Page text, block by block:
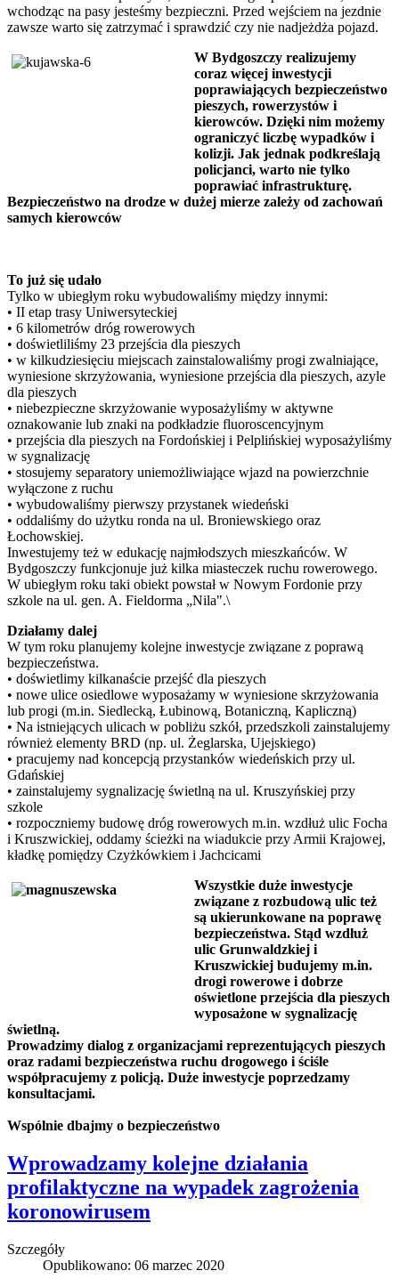
wchodząc na pasy jesteśmy bezpieczni. Przed wejściem na jezdnie
zawsze warto się zatrzymać i sprawdzić czy nie nadjeżdża pojazd.
W Bydgoszczy realizujemy
coraz więcej inwestycji
poprawiających bezpieczeństwo
pieszych, rowerzystów i
kierowców. Dzięki nim możemy
ograniczyć liczbę wypadków i
kolizji. Jak jednak podkreślają
policjanci, warto nie tylko
poprawiać infrastrukturę.
Bezpieczeństwo na drodze w dużej mierze zależy od zachowań
samych kierowców
To już się udało
Tylko w ubiegłym roku wybudowaliśmy między innymi:
• II etap trasy Uniwersyteckiej
• 6 kilometrów dróg rowerowych
• doświetliliśmy 23 przejścia dla pieszych
• w kilkudziesięciu miejscach zainstalowaliśmy progi zwalniające,
wyniesione skrzyżowania, wyniesione przejścia dla pieszych, azyle
dla pieszych
• niebezpieczne skrzyżowanie wyposażyliśmy w aktywne
oznakowanie lub znaki na podkładzie fluoroscencyjnym
• przejścia dla pieszych na Fordońskiej i Pelplińskiej wyposażyliśmy
w sygnalizację
• stosujemy separatory uniemożliwiające wjazd na powierzchnie
wyłączone z ruchu
• wybudowaliśmy pierwszy przystanek wiedeński
• oddaliśmy do użytku ronda na ul. Broniewskiego oraz
Łochowskiej.
Inwestujemy też w edukację najmłodszych mieszkańców. W
Bydgoszczy funkcjonuje już kilka miasteczek ruchu rowerowego.
W ubiegłym roku taki obiekt powstał w Nowym Fordonie przy
szkole na ul. gen. A. Fieldorma „Nila".\
Działamy dalej
W tym roku planujemy kolejne inwestycje związane z poprawą
bezpieczeństwa.
• doświetlimy kilkanaście przejść dla pieszych
• nowe ulice osiedlowe wyposażamy w wyniesione skrzyżowania
lub progi (m.in. Siedlecką, Łubinową, Botaniczną, Kapliczną)
• Na istniejących ulicach w pobliżu szkół, przedszkoli zainstalujemy
również elementy BRD (np. ul. Żeglarska, Ujejskiego)
• pracujemy nad koncepcją przystanków wiedeńskich przy ul.
Gdańskiej
• zainstalujemy sygnalizację świetlną na ul. Kruszyńskiej przy
szkole
• rozpoczniemy budowę dróg rowerowych m.in. wzdłuż ulic Focha
i Kruszwickiej, oddamy ścieżki na wiadukcie przy Armii Krajowej,
kładkę pomiędzy Czyżkówkiem i Jachcicami
Wszystkie duże inwestycje
związane z rozbudową ulic też
są ukierunkowane na poprawę
bezpieczeństwa. Stąd wzdłuż
ulic Grunwaldzkiej i
Kruszwickiej budujemy m.in.
drogi rowerowe i dobrze
oświetlone przejścia dla pieszych
wyposażone w sygnalizację
świetlną.
Prowadzimy dialog z organizacjami reprezentujących pieszych
oraz radami bezpieczeństwa ruchu drogowego i ściśle
współpracujemy z policją. Duże inwestycje poprzedzamy
konsultacjami.
Wspólnie dbajmy o bezpieczeństwo
Wprowadzamy kolejne działania
profilaktyczne na wypadek zagrożenia
koronowirusem
Szczegóły
Opublikowano: 06 marzec 2020